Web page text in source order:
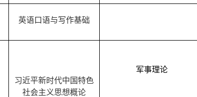
英语口语与写作基础
习近平新时代中国特色
社会主义思想概论
军事理论